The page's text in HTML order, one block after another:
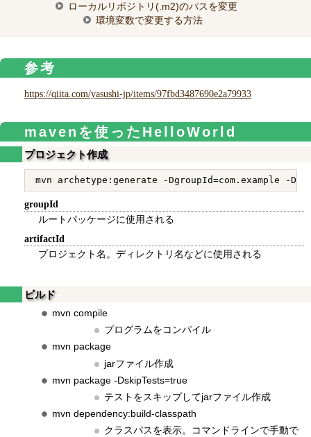
ローカルリポジトリ(.m2)のパスを変更
環境変数で変更する方法
参考
https://qiita.com/yasushi-jp/items/97fbd3487690e2a79933
mavenを使ったHelloWorld
プロジェクト作成
groupId
ルートパッケージに使用される
artifactId
プロジェクト名。ディレクトリ名などに使用される
ビルド
mvn compile
プログラムをコンパイル
mvn package
jarファイル作成
mvn package -DskipTests=true
テストをスキップしてjarファイル作成
mvn dependency:build-classpath
クラスパスを表示。コマンドラインで手動で